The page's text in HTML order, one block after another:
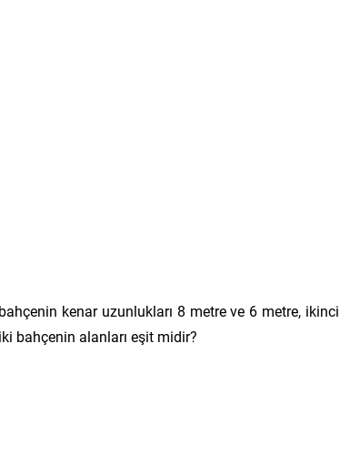
kenar uzunlukları 8 metre ve 6 metre, ikinci
bahçenin alanları eşit midir?